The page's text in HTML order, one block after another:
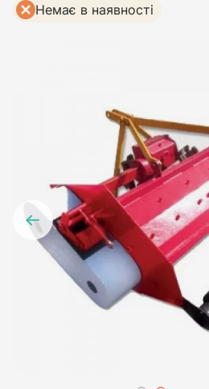
Немає в наявності